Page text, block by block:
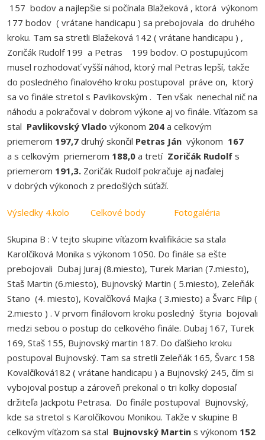
157 bodov a najlepšie si počínala Blažeková , ktorá výkonom
177 bodov ( vrátane handicapu ) sa prebojovala do druhého
kroku. Tam sa stretli Blažeková 142 ( vrátane handicapu ) ,
Zoričák Rudolf 199 a Petras 199 bodov. O postupujúcom
musel rozhodovať vyšší náhod, ktorý mal Petras lepší, takže
do posledného finalového kroku postupoval práve on, ktorý
sa vo finále stretol s Pavlikovským . Ten však nenechal nič na
náhodu a pokračoval v dobrom výkone aj vo finále. Víťazom sa
stal Pavlikovský Vlado výkonom 204 a celkovým
priemerom 197,7 druhý skončil Petras Ján výkonom 167
a s celkovým priemerom 188,0 a tretí Zoričák Rudolf s
priemerom 191,3. Zoričák Rudolf pokračuje aj naďalej
v dobrých výkonoch z predošlých súťaží.
Výsledky 4.kolo Celkové body Fotogaléria
Skupina B : V tejto skupine víťazom kvalifikácie sa stala
Karolčíková Monika s výkonom 1050. Do finále sa ešte
prebojovali Dubaj Juraj (8.miesto), Turek Marian (7.miesto),
Staš Martin (6.miesto), Bujnovský Martin ( 5.miesto), Zeleňák
Stano (4. miesto), Kovalčíková Majka ( 3.miesto) a Švarc Filip (
2.miesto ) . V prvom finálovom kroku posledný štyria bojovali
medzi sebou o postup do celkového finále. Dubaj 167, Turek
169, Staš 155, Bujnovský martin 187. Do ďalšieho kroku
postupoval Bujnovský. Tam sa stretli Zeleňák 165, Švarc 158
Kovalčíková182 ( vrátane handicapu ) a Bujnovský 245, čím si
vybojoval postup a zároveň prekonal o tri kolky doposiaľ
držiteľa Jackpotu Petrasa. Do finále postupoval Bujnovský,
kde sa stretol s Karolčíkovou Monikou. Takže v skupine B
celkovým víťazom sa stal Bujnovský Martin s výkonom 152